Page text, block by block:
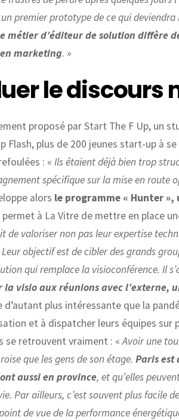
premier prototype de ce qui
métier d’éditeur de solution diffère
marketing. »
le discours
proposé par Start The F Up, un
Flash, plus de 200 jeunes start-up à
: « Ils étaient déjà bien trop
spécifique sur la mise en
alors le programme « Hunter
permet à La Vitre de mettre en place
de valoriser non pas leur expertise
objectif est de cibler des grands
qui remplace la visioconférence. Il
visio aux réunions avec l’externe,
d’autant plus intéressante que la
et à dispatcher leurs équipes sur
se retrouvent vraiment : «Avoir une
que les gens de son étage. Paris est
aussi en province, et qu’elles
Par ailleurs, c’est souvent plus facile
de vue de la performance